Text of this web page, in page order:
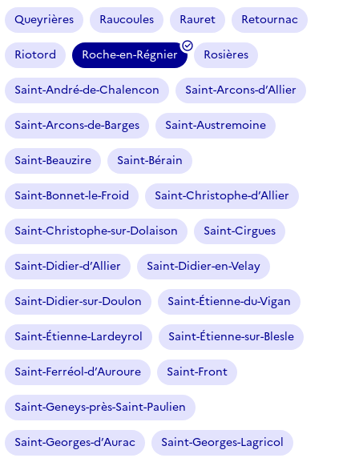
Queyrières Raucoules Rauret Retournac
Riotord Roche-en-Régnier
(
f
i
l
t
r
e
é
l
c
t
i
o
n
n
é
)
Rosières
Saint-André-de-Chalencon Saint-Arcons-d’Allier
Saint-Arcons-de-Barges Saint-Austremoine
Saint-Beauzire Saint-Bérain
Saint-Bonnet-le-Froid Saint-Christophe-d’Allier
Saint-Christophe-sur-Dolaison Saint-Cirgues
Saint-Didier-d’Allier Saint-Didier-en-Velay
Saint-Didier-sur-Doulon Saint-Étienne-du-Vigan
Saint-Étienne-Lardeyrol Saint-Étienne-sur-Blesle
Saint-Ferréol-d’Auroure Saint-Front
Saint-Geneys-près-Saint-Paulien
Saint-Georges-d’Aurac Saint-Georges-Lagricol